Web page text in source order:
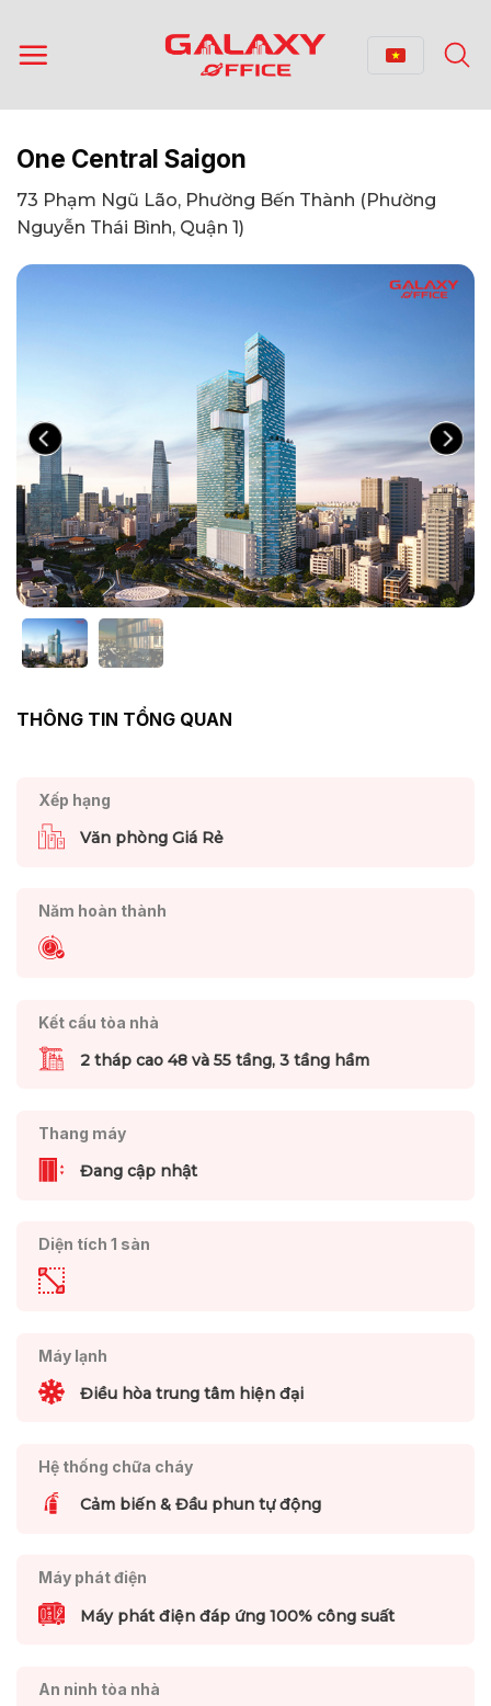
qua
nội
One Central Saigon
73 Phạm Ngũ Lão, Phường Bến Thành (Phường
Nguyễn Thái Bình, Quận 1)
THÔNG TIN TỔNG QUAN
Xếp hạng
Văn phòng Giá Rẻ
Năm hoàn thành
Kết cấu tòa nhà
2 tháp cao 48 và 55 tầng, 3 tầng hầm
Thang máy
Đang cập nhật
Diện tích 1 sàn
Máy lạnh
Điều hòa trung tâm hiện đại
Hệ thống chữa cháy
Cảm biến & Đầu phun tự động
Máy phát điện
Máy phát điện đáp ứng 100% công suất
An ninh tòa nhà